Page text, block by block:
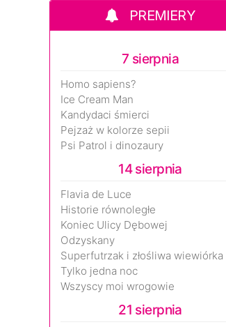
PREMIERY
7 sierpnia
Homo sapiens?
Ice Cream Man
Kandydaci śmierci
Pejzaż w kolorze sepii
Psi Patrol i dinozaury
14 sierpnia
Flavia de Luce
Historie równoległe
Koniec Ulicy Dębowej
Odzyskany
Superfutrzak i złośliwa wiewiórka
Tylko jedna noc
Wszyscy moi wrogowie
21 sierpnia